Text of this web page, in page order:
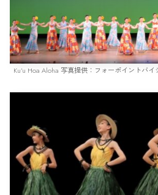
Ku’u Hoa Aloha 写真提供：フォーポイントバ